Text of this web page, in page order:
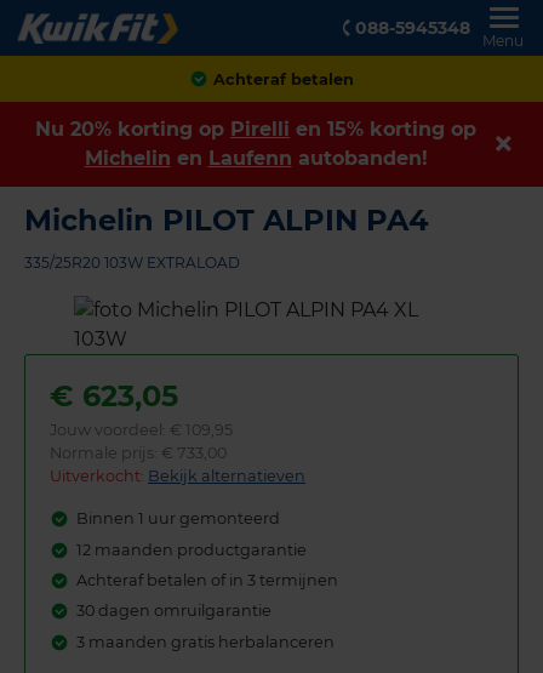
088-5945348
Menu
Klanten geven ons een
Nu 20% korting op Pirelli en 15% korting op
Michelin en Laufenn autobanden!
Michelin PILOT ALPIN PA4
335/25R20 103W EXTRALOAD
€ 623,05
Jouw voordeel: € 109,95
Normale prijs: € 733,00
Uitverkocht: Bekijk alternatieven
Binnen 1 uur gemonteerd
12 maanden productgarantie
Achteraf betalen of in 3 termijnen
30 dagen omruilgarantie
3 maanden gratis herbalanceren